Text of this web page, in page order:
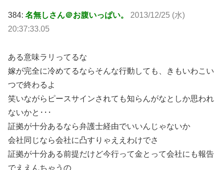
384: 名無しさん＠お腹いっぱい。 2013/12/25 (水)
20:37:33.05
ある意味ラリってるな
嫁が完全に冷めてるならそんな行動しても、きもいわこい
つで終わるよ
笑いながらピースサインされても知らんがなとしか思われ
ないかと･･･
証拠が十分あるなら弁護士経由でいいんじゃないか
会社同じなら会社に凸すりゃええわけでさ
証拠が十分ある前提だけど今行って金とって会社にも報告
でええんちゃうの